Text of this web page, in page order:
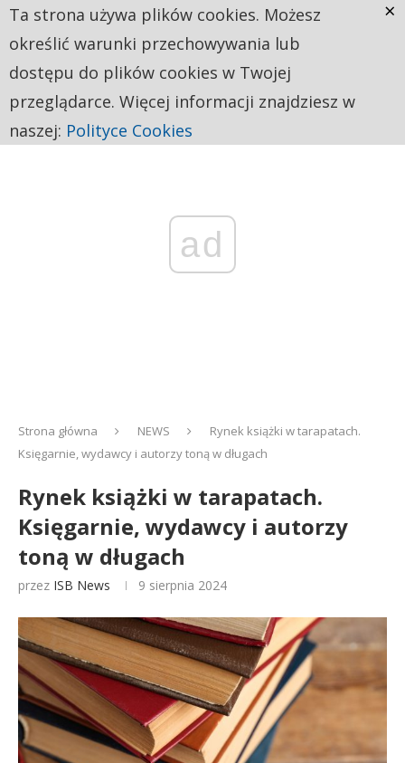
ad
Strona główna NEWS
Rynek książki w tarapatach.
Księgarnie, wydawcy i autorzy toną w długach
Rynek książki w tarapatach.
Księgarnie, wydawcy i autorzy
toną w długach
przez ISB News 9 sierpnia 2024
Ta strona używa plików cookies. Możesz
określić warunki przechowywania lub
dostępu do plików cookies w Twojej
przeglądarce. Więcej informacji znajdziesz w
naszej: Polityce Cookies
×